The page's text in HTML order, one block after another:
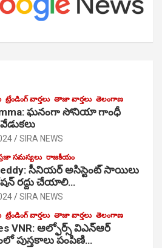
ట్రేండింగ్ వార్తలు తాజా వార్తలు తెలంగాణ
ఘ‌నంగా సోనియా గాంధీ
SIRA NEWS
సమస్యలు రాజకీయం
సీనియర్ అసిస్టెంట్ సాయిలు
రద్దు చేయాలి…
SIRA NEWS
ట్రేండింగ్ వార్తలు తాజా వార్తలు తెలంగాణ
VNR: ఆల్ఫోర్స్ విఎన్ఆర్
పుస్తకాలు పంపిణి…